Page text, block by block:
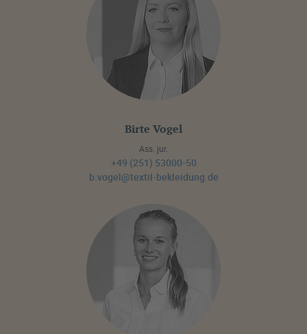
Birte Vogel
Ass. jur.
+49 (251) 53000-50
b.vogel@textil-bekleidung.de